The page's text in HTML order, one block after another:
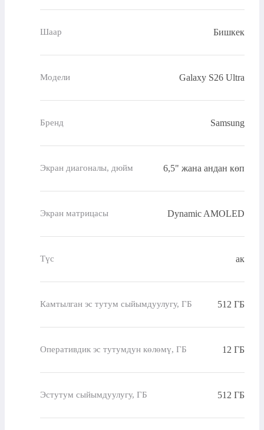
Шаар Бишкек
Модели Galaxy S26 Ultra
Бренд Samsung
Экран диагоналы, дюйм 6,5" жана андан көп
Экран матрицасы Dynamic AMOLED
Түс ак
Камтылган эс тутум сыйымдуулугу, ГБ 512 ГБ
Оперативдик эс тутумдун көлөмү, ГБ 12 ГБ
Эстутум сыйымдуулугу, ГБ 512 ГБ